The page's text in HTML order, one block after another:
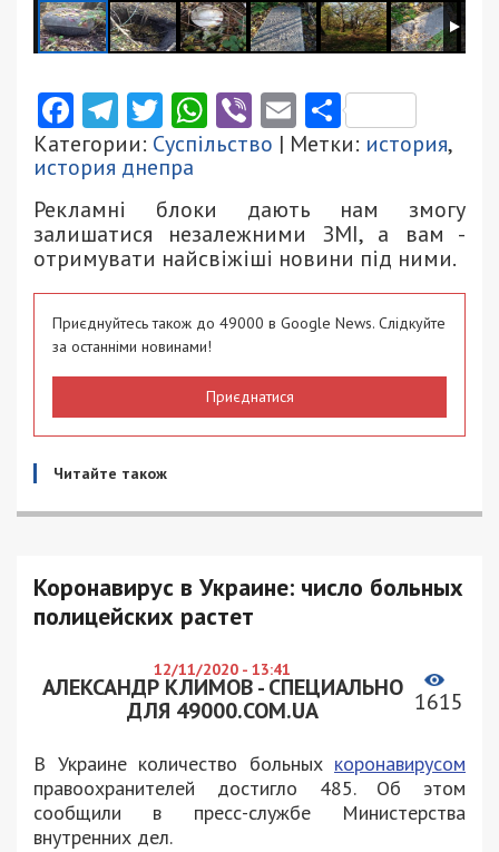
Facebook
Telegram
Twitter
WhatsApp
ViberEmail
Категории: Суспільство | Метки: история,
история днепра
Рекламні блоки дають нам змогу
залишатися незалежними ЗМІ, а вам -
отримувати найсвіжіші новини під ними.
Приєднуйтесь також до 49000 в Google News. Слідкуйте
за останніми новинами!
Приєднатися
Читайте також
Коронавирус в Украине: число больных
полицейских растет
12/11/2020 - 13:41
АЛЕКСАНДР КЛИМОВ - СПЕЦИАЛЬНО
ДЛЯ 49000.COM.UA
1615
В Украине количество больных коронавирусом
правоохранителей достигло 485. Об этом
сообщили в пресс-службе Министерства
внутренних дел.